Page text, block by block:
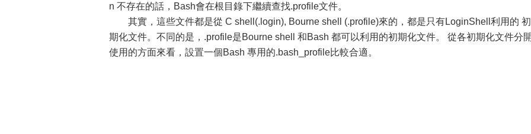
n 不存在的話，Bash會在根目錄下繼續查找.profile文件。
其實，這些文件都是從 C shell(.login), Bourne shell (.profile)來的，都是只有LoginShell利用的 初
期化文件。不同的是，.profile是Bourne shell 和Bash 都可以利用的初期化文件。 從各初期化文件分開
使用的方面來看，設置一個Bash 專用的.bash_profile比較合適。